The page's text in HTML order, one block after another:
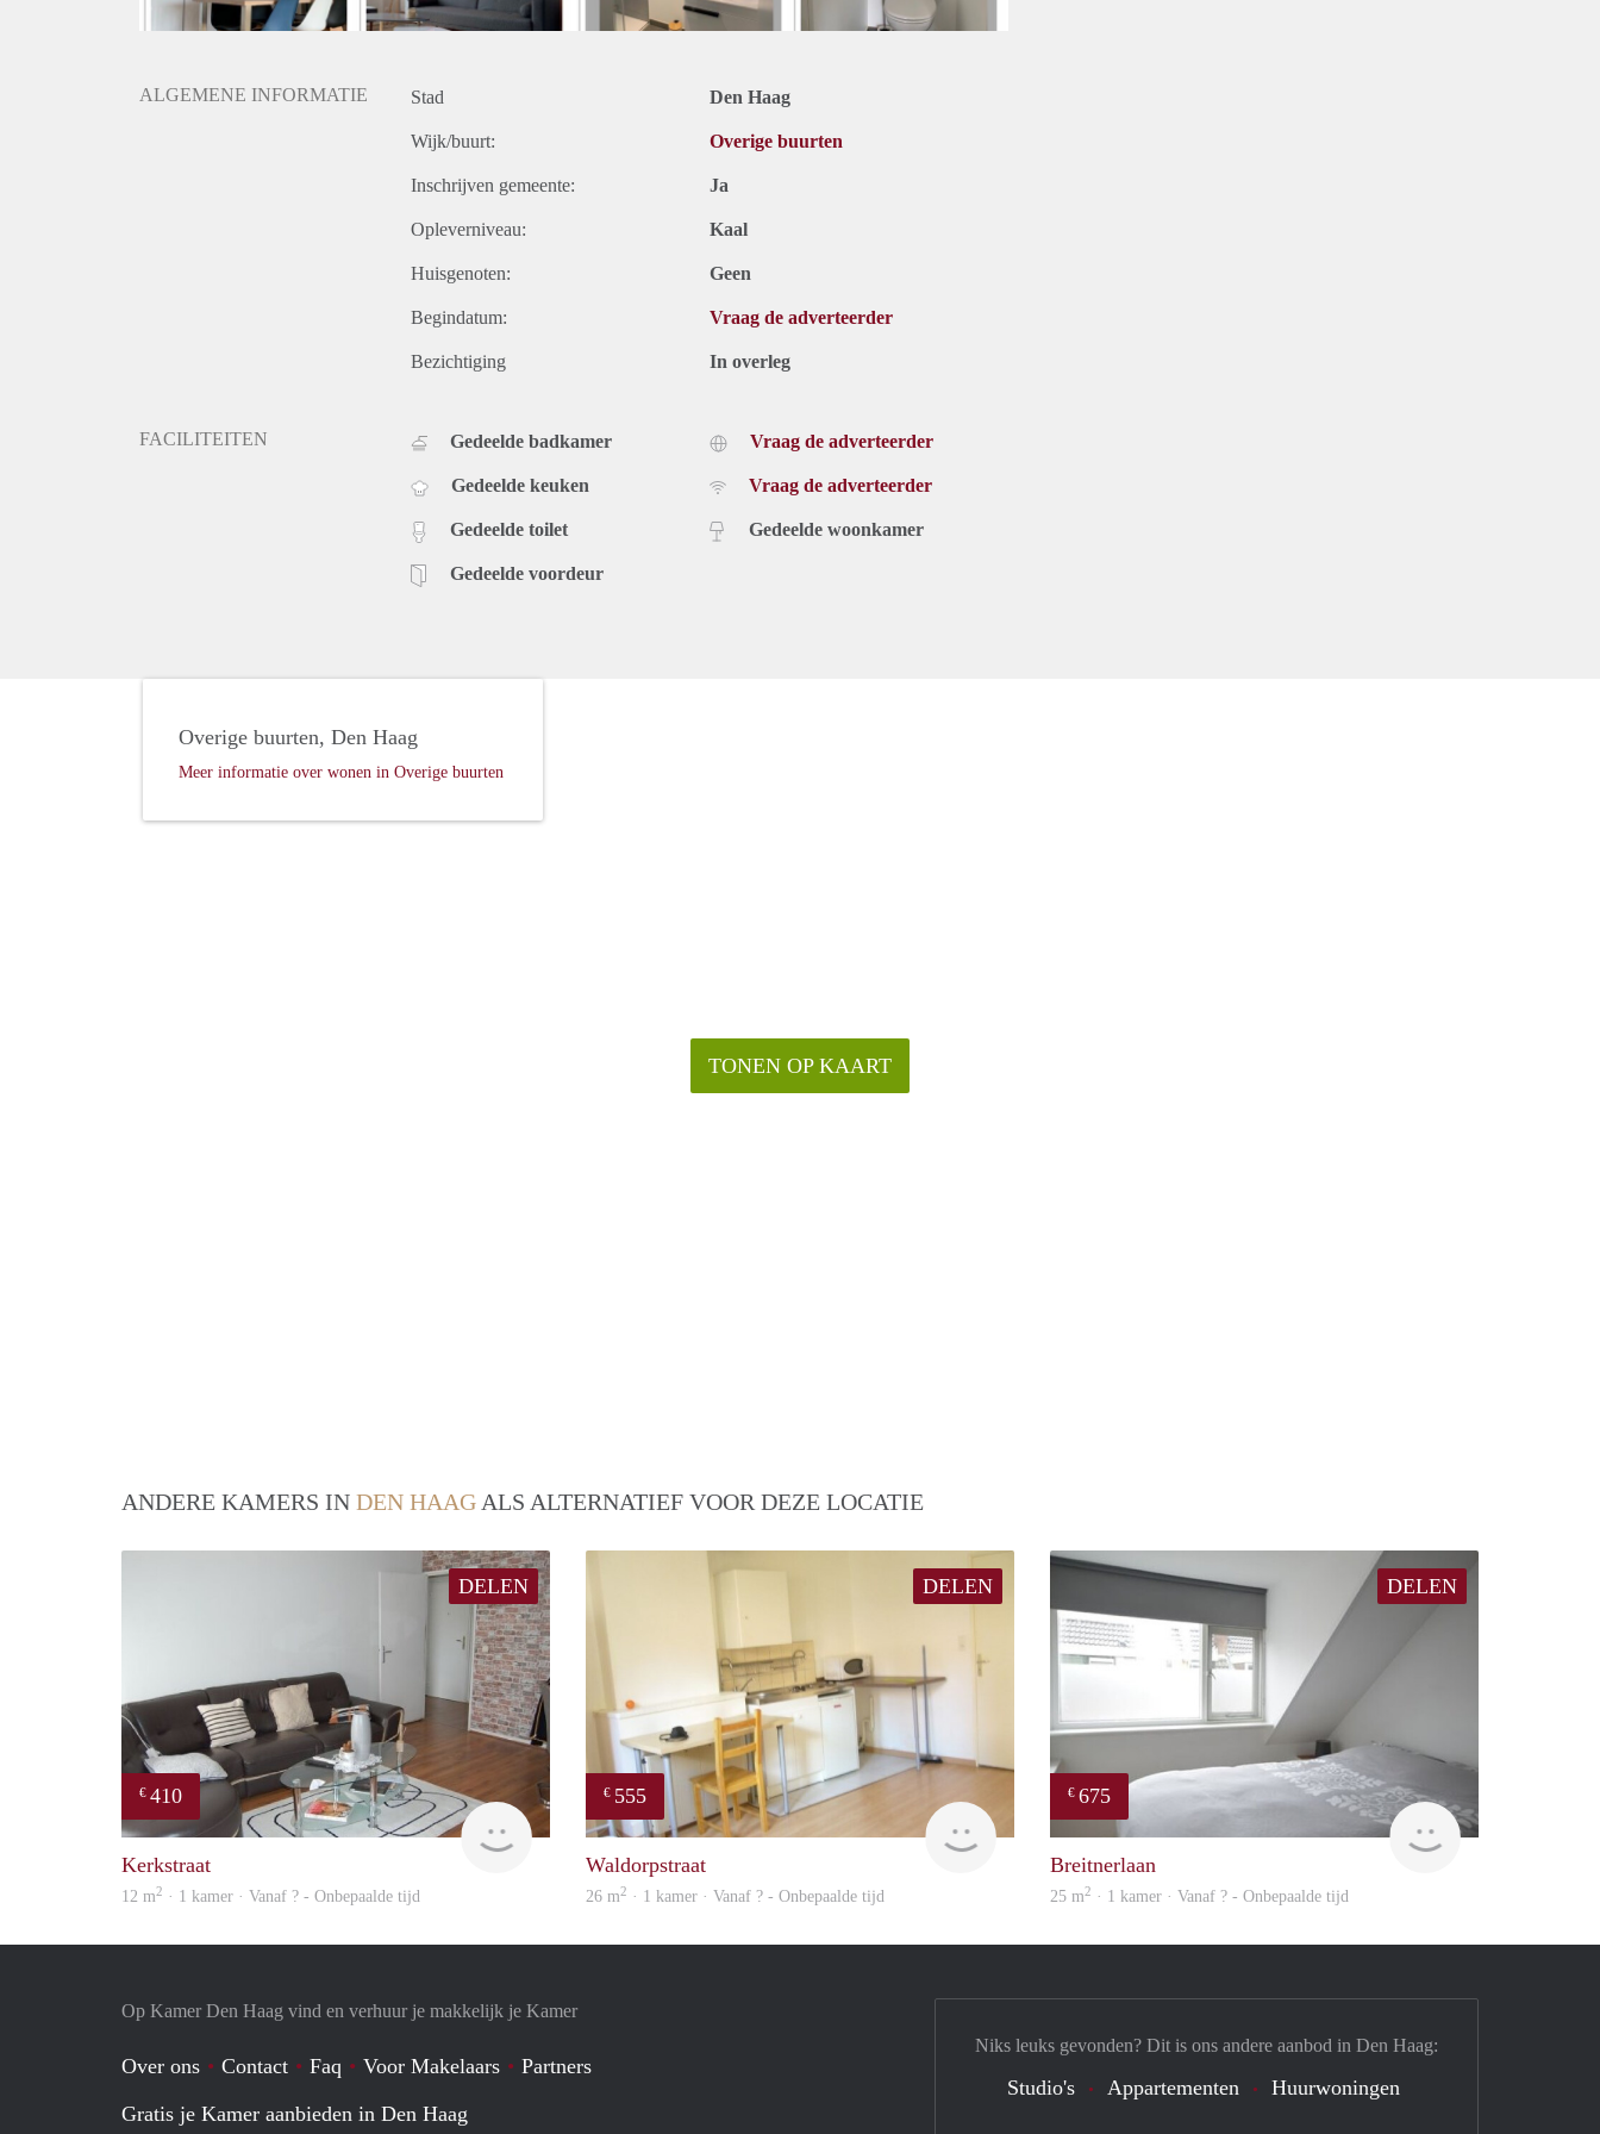
ALGEMENE INFORMATIE Stad Den Haag
Wijk/buurt: Overige buurten
Inschrijven gemeente: Ja
Opleverniveau: Kaal
Huisgenoten: Geen
Begindatum: Vraag de adverteerder
Bezichtiging In overleg
FACILITEITEN Gedeelde badkamer
Gedeelde keuken
Gedeelde toilet
Gedeelde voordeur
Vraag de adverteerder
Vraag de adverteerder
Gedeelde woonkamer
TONEN OP KAART
Overige buurten, Den Haag
Meer informatie over wonen in Overige buurten
ANDERE KAMERS IN DEN HAAG ALS ALTERNATIEF VOOR DEZE LOCATIE
DELEN
€ 410
finder
Kerkstraat
12 m2 · 1 kamer · Vanaf ? - Onbepaalde tijd
DELEN
€ 555
Waldorpstraat
26 m2 · 1 kamer · Vanaf ? - Onbepaalde tijd
DELEN
€ 675
Woning
Breitnerlaan
25 m2 · 1 kamer · Vanaf ? - Onbepaalde tijd
Op Kamer Den Haag vind en verhuur je makkelijk je Kamer
Over ons Contact Faq Voor Makelaars
Partners
Gratis je Kamer aanbieden in Den Haag
Niks leuks gevonden? Dit is ons andere aanbod in Den Haag:
Studio's Appartementen Huurwoningen